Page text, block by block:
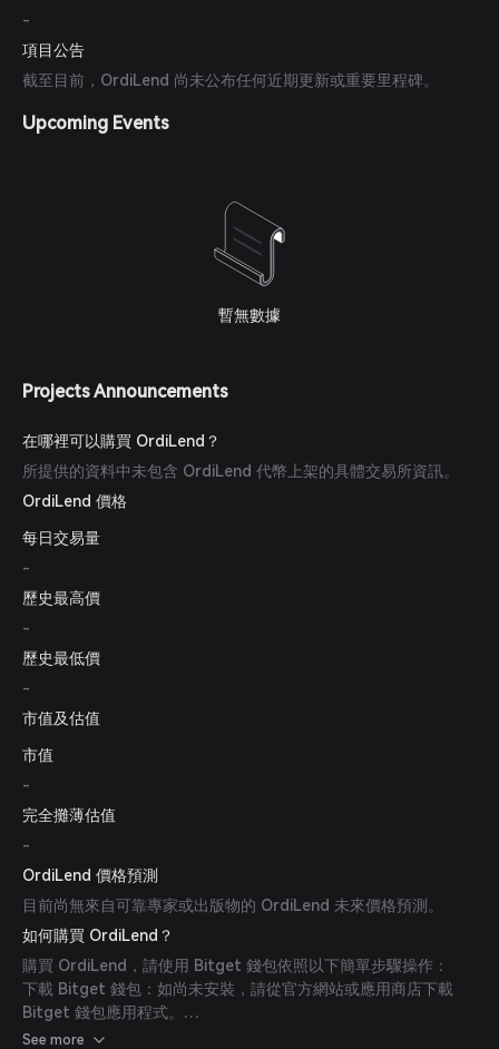
-
項目公告
截至目前，OrdiLend 尚未公布任何近期更新或重要里程碑。
Upcoming Events
暫無數據
Projects Announcements
在哪裡可以購買 OrdiLend？
所提供的資料中未包含 OrdiLend 代幣上架的具體交易所資訊。
OrdiLend 價格
每日交易量
-
歷史最高價
-
歷史最低價
-
市值及估值
市值
-
完全攤薄估值
-
OrdiLend 價格預測
目前尚無來自可靠專家或出版物的 OrdiLend 未來價格預測。
如何購買 OrdiLend？
購買 OrdiLend，請使用 Bitget 錢包依照以下簡單步驟操作：
下載 Bitget 錢包：如尚未安裝，請從官方網站或應用商店下載
Bitget 錢包應用程式。
創建帳戶：打開應用並依照螢幕上的指示創建新帳戶，確保使用強
See more